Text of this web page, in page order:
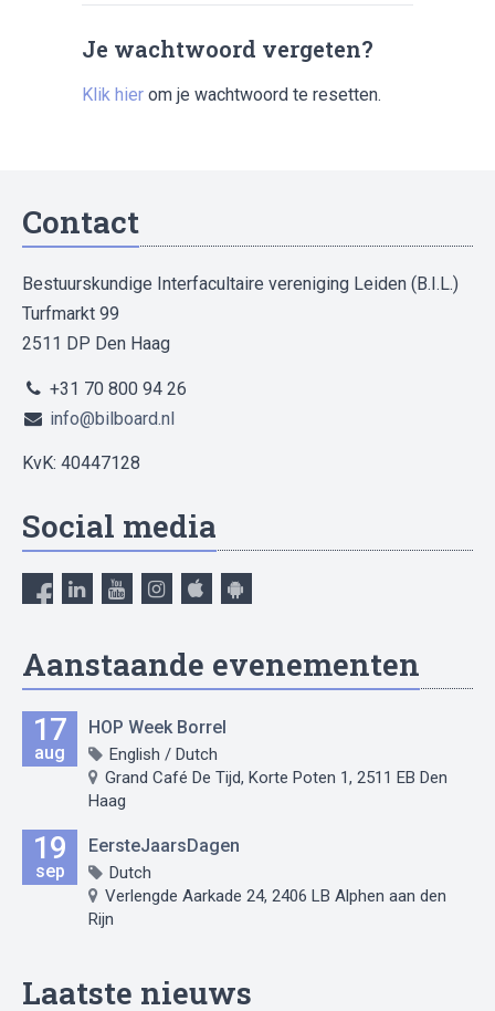
Je wachtwoord vergeten?
Klik hier om je wachtwoord te resetten.
Contact
Bestuurskundige Interfacultaire vereniging Leiden (B.I.L.)
Turfmarkt 99
2511 DP Den Haag
+31 70 800 94 26
info@bilboard.nl
KvK: 40447128
Social media
Aanstaande evenementen
17
aug
HOP Week Borrel
English / Dutch
Grand Café De Tijd, Korte Poten 1, 2511 EB Den
Haag
19
sep
EersteJaarsDagen
Dutch
Verlengde Aarkade 24, 2406 LB Alphen aan den
Rijn
Laatste nieuws